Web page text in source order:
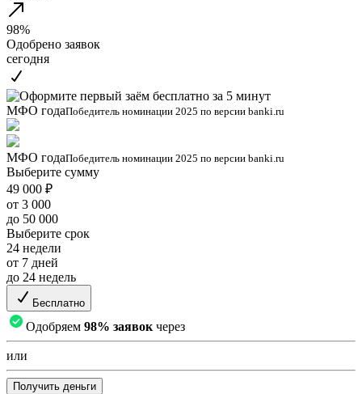
98%
Одобрено заявок
сегодня
МФО годаПобедитель номинации 2025 по версии banki.ru
МФО годаПобедитель номинации 2025 по версии banki.ru
Выберите сумму
49 000 ₽
от 3 000
до 50 000
Выберите срок
24 недели
от 7 дней
до 24 недель
Бесплатно
Одобряем 98% заявок через
или
Получить деньги